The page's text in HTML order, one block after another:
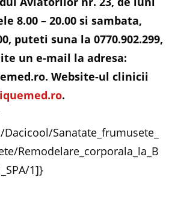
8.00 – 20.00 si sambata,
puteti suna la 0770.902.299,
un e-mail la adresa:
Website-ul clinicii
.
Sanatate_frumusete_
Remodelare_corporala_la_B
1]}